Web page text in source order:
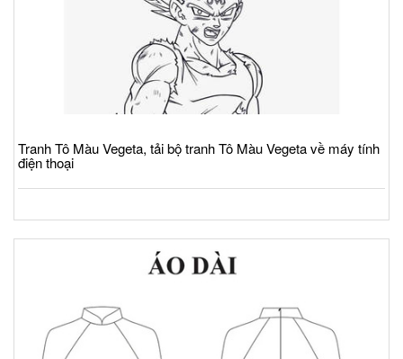
Tranh Tô Màu Vegeta, tải bộ tranh Tô Màu Vegeta về máy tính
điện thoại